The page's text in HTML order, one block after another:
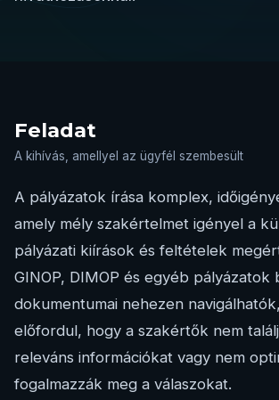
Feladat
A kihívás, amellyel az ügyfél szembesült
A pályázatok írása komplex,
amely mély szakértelmet igényel a
pályázati kiírások és feltételek
GINOP, DIMOP és egyéb pályázatok
dokumentumai nehezen
előfordul, hogy a szakértők nem
releváns információkat vagy nem
fogalmazzák meg a válaszokat.